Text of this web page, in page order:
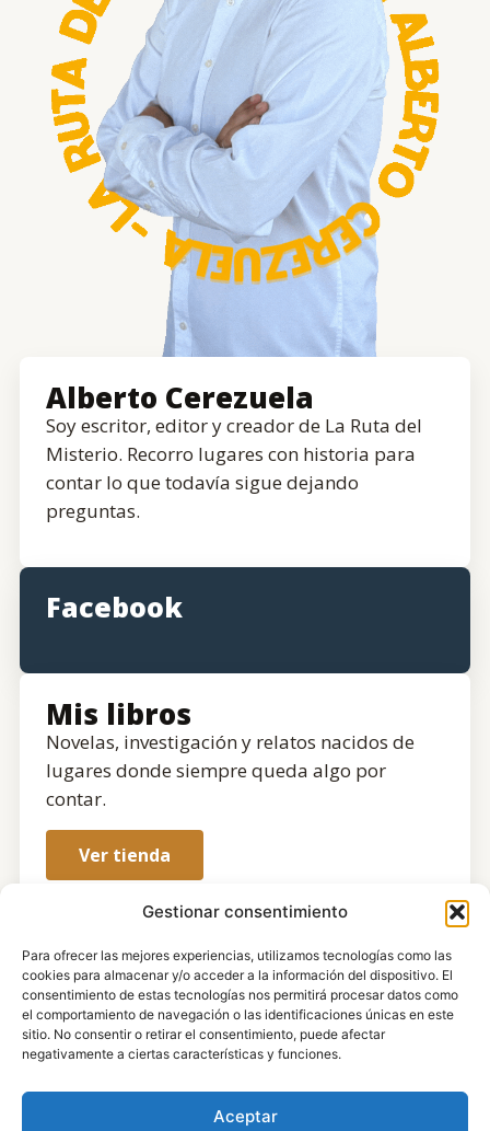
Gestionar consentimiento
Para ofrecer las mejores experiencias, utilizamos tecnologías como las
cookies para almacenar y/o acceder a la información del dispositivo. El
consentimiento de estas tecnologías nos permitirá procesar datos como
el comportamiento de navegación o las identificaciones únicas en este
sitio. No consentir o retirar el consentimiento, puede afectar
negativamente a ciertas características y funciones.
Aceptar
Alberto Cerezuela
Soy escritor, editor y creador de La Ruta del
Misterio. Recorro lugares con historia para
contar lo que todavía sigue dejando
preguntas.
Facebook
Mis libros
Novelas, investigación y relatos nacidos de
lugares donde siempre queda algo por
contar.
Ver tienda